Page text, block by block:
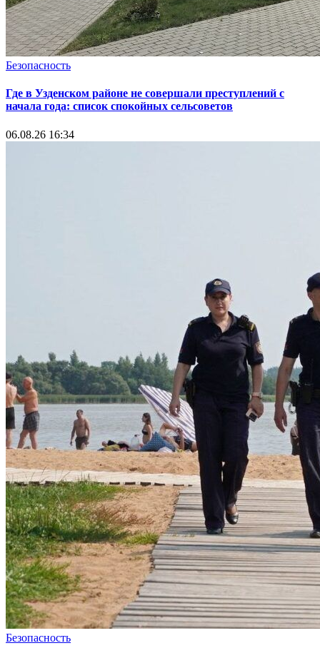
Безопасность
Где в Узденском районе не совершали преступлений с
начала года: список спокойных сельсоветов
06.08.26 16:34
Безопасность